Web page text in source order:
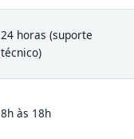
24 horas (suporte
técnico)
8h às 18h